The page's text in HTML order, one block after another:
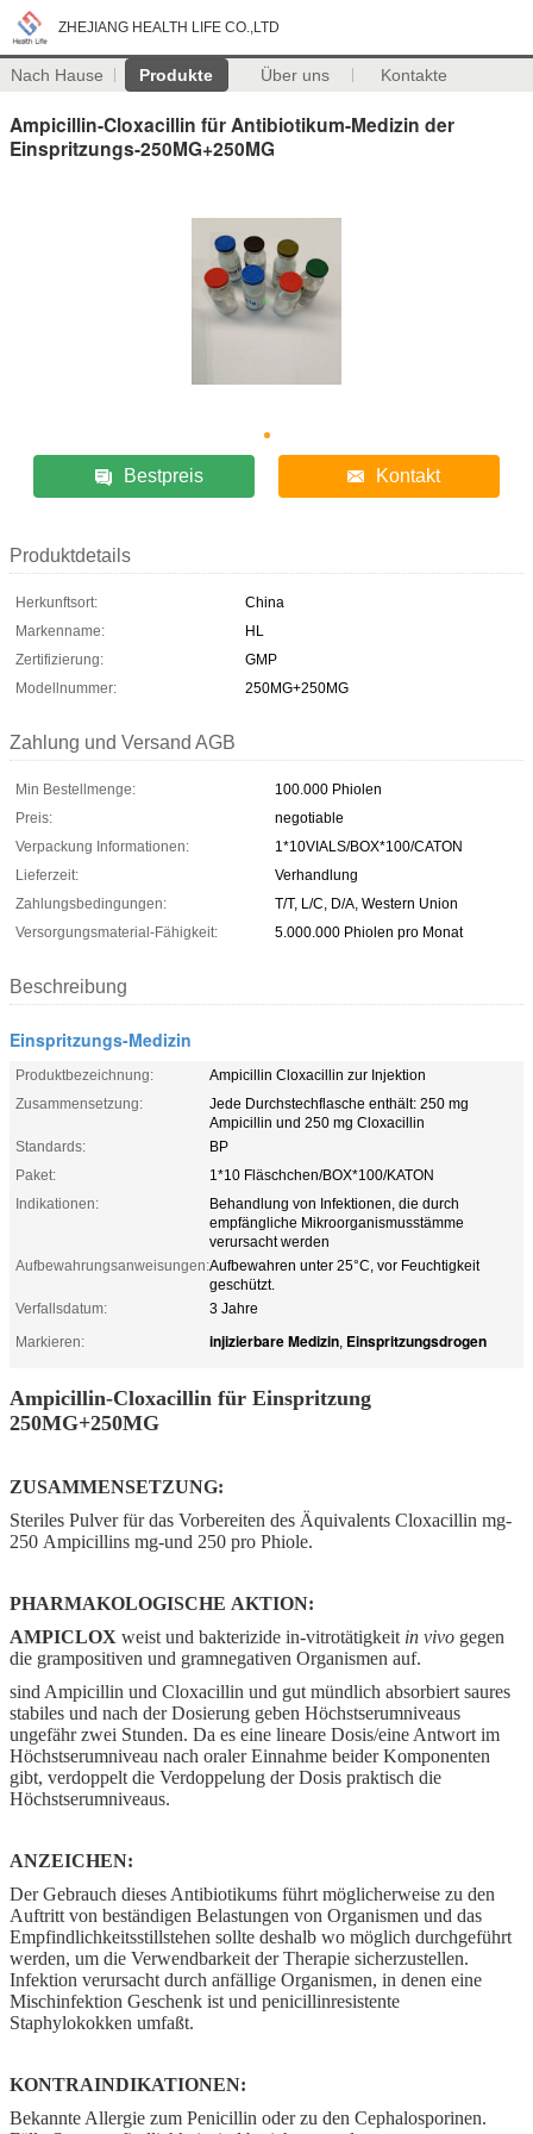
ZHEJIANG HEALTH LIFE CO.,LTD
Nach Hause Produkte Über uns Kontakte
Ampicillin-Cloxacillin für Antibiotikum-Medizin der
Einspritzungs-250MG+250MG
Bestpreis Kontakt
Produktdetails
Herkunftsort:
China
Markenname:
HL
Zertifizierung:
GMP
Modellnummer:
250MG+250MG
Zahlung und Versand AGB
Min Bestellmenge:
100.000 Phiolen
Preis:
negotiable
Verpackung Informationen:
1*10VIALS/BOX*100/CATON
Lieferzeit:
Verhandlung
Zahlungsbedingungen:
T/T, L/C, D/A, Western Union
Versorgungsmaterial-Fähigkeit:
5.000.000 Phiolen pro Monat
Beschreibung
Einspritzungs-Medizin
Produktbezeichnung:
Ampicillin Cloxacillin zur Injektion
Zusammensetzung:
Jede Durchstechflasche enthält: 250 mg
Ampicillin und 250 mg Cloxacillin
Standards:
BP
Paket:
1*10 Fläschchen/BOX*100/KATON
Indikationen:
Behandlung von Infektionen, die durch
empfängliche Mikroorganismusstämme
verursacht werden
Aufbewahrungsanweisungen:Aufbewahren unter 25°C, vor Feuchtigkeit
geschützt.
Verfallsdatum:
3 Jahre
Markieren:
injizierbare Medizin, Einspritzungsdrogen
Ampicillin-Cloxacillin für Einspritzung
250MG+250MG
ZUSAMMENSETZUNG:
Steriles Pulver für das Vorbereiten des Äquivalents Cloxacillin mg-
250 Ampicillins mg-und 250 pro Phiole.
PHARMAKOLOGISCHE AKTION:
AMPICLOX weist und bakterizide in-vitrotätigkeit in vivo gegen
die grampositiven und gramnegativen Organismen auf.
sind Ampicillin und Cloxacillin und gut mündlich absorbiert saures
stabiles und nach der Dosierung geben Höchstserumniveaus
ungefähr zwei Stunden. Da es eine lineare Dosis/eine Antwort im
Höchstserumniveau nach oraler Einnahme beider Komponenten
gibt, verdoppelt die Verdoppelung der Dosis praktisch die
Höchstserumniveaus.
ANZEICHEN:
Der Gebrauch dieses Antibiotikums führt möglicherweise zu den
Auftritt von beständigen Belastungen von Organismen und das
Empfindlichkeitsstillstehen sollte deshalb wo möglich durchgeführt
werden, um die Verwendbarkeit der Therapie sicherzustellen.
Infektion verursacht durch anfällige Organismen, in denen eine
Mischinfektion Geschenk ist und penicillinresistente
Staphylokokken umfaßt.
KONTRAINDIKATIONEN:
Bekannte Allergie zum Penicillin oder zu den Cephalosporinen.